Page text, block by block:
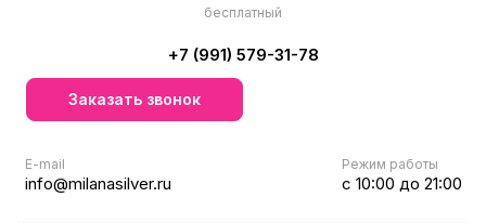
бесплатный
+7 (991) 579-31-78
Заказать звонок
E-mail
info@milanasilver.ru
Режим работы
с 10:00 до 21:00